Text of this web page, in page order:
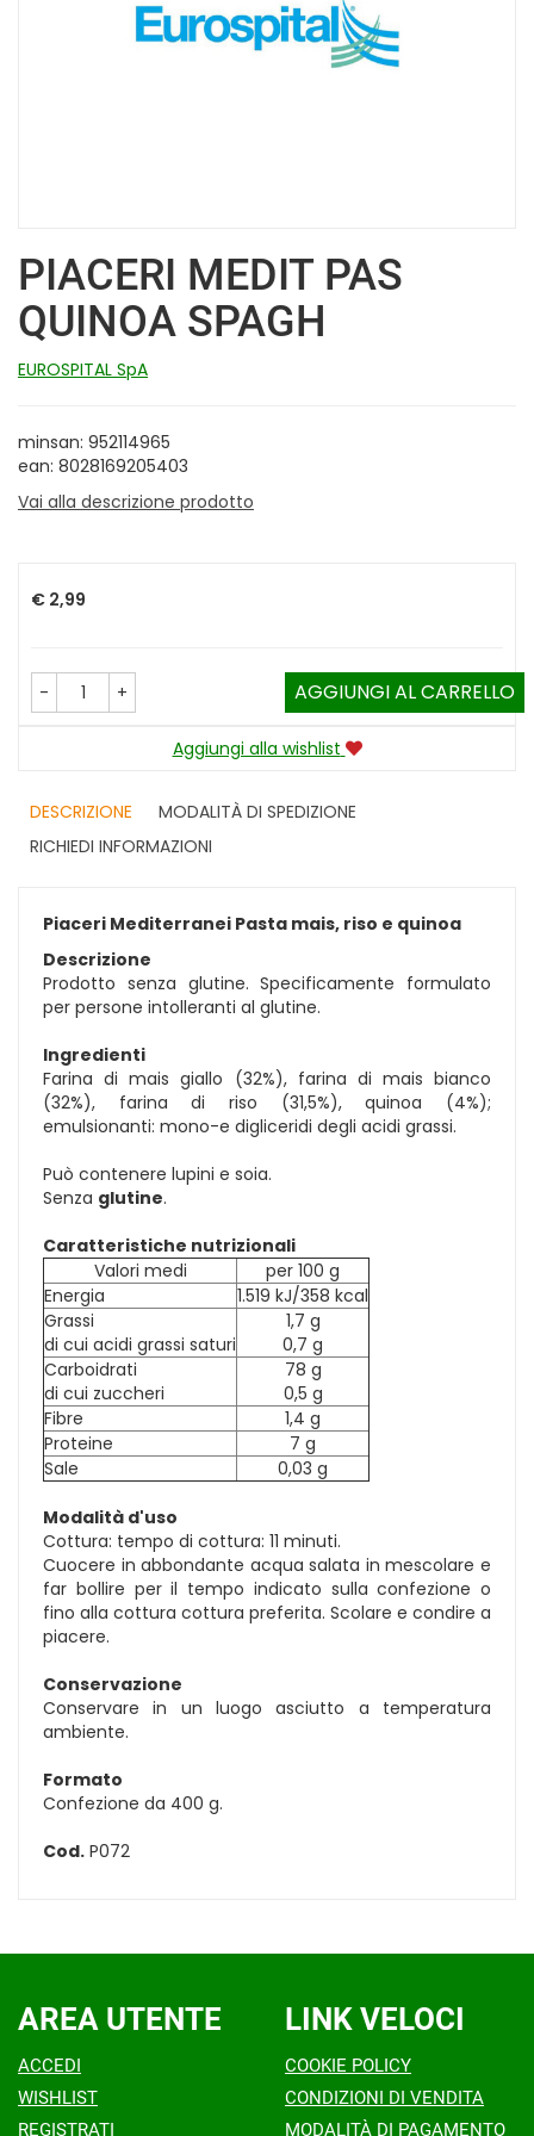
PIACERI MEDIT PAS
QUINOA SPAGH
EUROSPITAL SpA
minsan: 952114965
ean: 8028169205403
Vai alla descrizione prodotto
Prezzo
€ 2,99
- + AGGIUNGI AL CARRELLO
Aggiungi alla wishlist
DESCRIZIONE
MODALITÀ DI SPEDIZIONE
RICHIEDI INFORMAZIONI
Piaceri Mediterranei Pasta mais, riso e quinoa
Descrizione
Prodotto senza glutine. Specificamente formulato
per persone intolleranti al glutine.
Ingredienti
Farina di mais giallo (32%), farina di mais bianco
(32%), farina di riso (31,5%), quinoa (4%);
emulsionanti: mono-e digliceridi degli acidi grassi.
Può contenere lupini e soia.
Senza glutine.
Caratteristiche nutrizionali
Valori medi
per 100 g
Energia
1.519 kJ/358 kcal
Grassi
di cui acidi grassi saturi
1,7 g
0,7 g
Carboidrati
di cui zuccheri
78 g
0,5 g
Fibre
1,4 g
Proteine
7 g
Sale
0,03 g
Modalità d'uso
Cottura: tempo di cottura: 11 minuti.
Cuocere in abbondante acqua salata in mescolare e
far bollire per il tempo indicato sulla confezione o
fino alla cottura cottura preferita. Scolare e condire a
piacere.
Conservazione
Conservare in un luogo asciutto a temperatura
ambiente.
Formato
Confezione da 400 g.
Cod. P072
AREA UTENTE
ACCEDI
WISHLIST
REGISTRATI
LINK VELOCI
COOKIE POLICY
CONDIZIONI DI VENDITA
MODALITÀ DI PAGAMENTO